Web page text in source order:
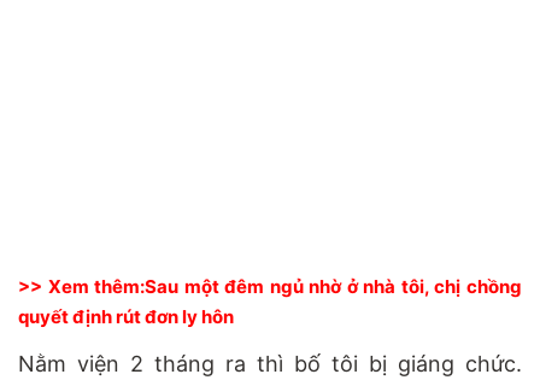
>> Xem thêm:Sau một đêm ngủ nhờ ở nhà tôi, chị chồng
quyết định rút đơn ly hôn
Nằm viện 2 tháng ra thì bố tôi bị giáng chức.